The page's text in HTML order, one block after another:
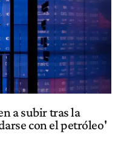
a subir tras la
con el petróleo'